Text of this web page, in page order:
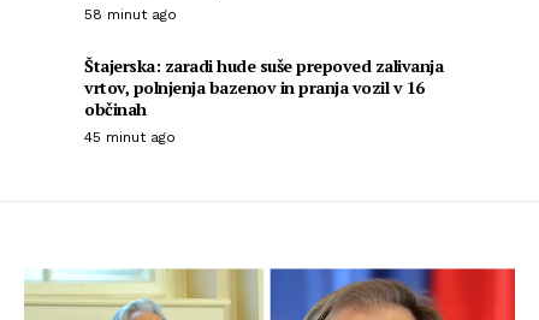
58 minut ago
Štajerska: zaradi hude suše prepoved zalivanja
vrtov, polnjenja bazenov in pranja vozil v 16
občinah
45 minut ago